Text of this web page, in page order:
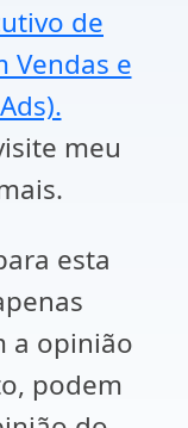
de
Vendas e
meu
esta
a opinião
podem